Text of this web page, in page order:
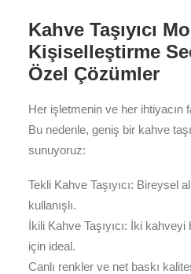
Kahve Taşıyıcı
Kişiselleştirme
Özel Çözümler
Her işletmenin ve her ihtiyacın
Bu nedenle, geniş bir kahve
sunuyoruz:
Tekli Kahve Taşıyıcı: Bireysel
kullanışlı.
İkili Kahve Taşıyıcı: İki
için ideal.
Canlı renkler ve net baskı